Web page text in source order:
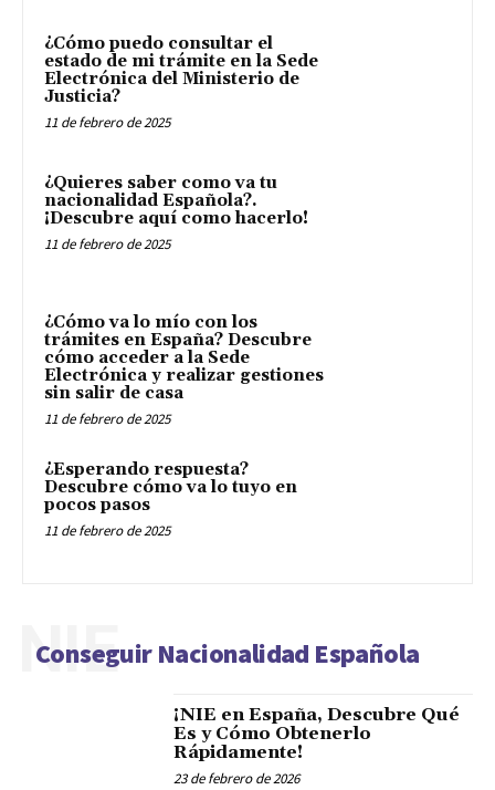
¿Cómo puedo consultar el
estado de mi trámite en la Sede
Electrónica del Ministerio de
Justicia?
11 de febrero de 2025
¿Quieres saber como va tu
nacionalidad Española?.
¡Descubre aquí como hacerlo!
11 de febrero de 2025
¿Cómo va lo mío con los
trámites en España? Descubre
cómo acceder a la Sede
Electrónica y realizar gestiones
sin salir de casa
11 de febrero de 2025
¿Esperando respuesta?
Descubre cómo va lo tuyo en
pocos pasos
11 de febrero de 2025
Conseguir Nacionalidad Española
NIE
¡NIE en España, Descubre Qué
Es y Cómo Obtenerlo
Rápidamente!
23 de febrero de 2026